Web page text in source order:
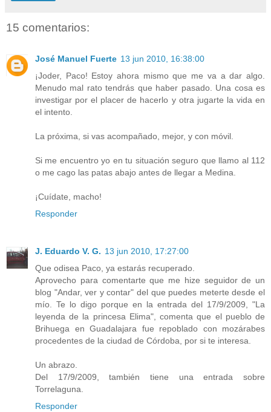
15 comentarios:
José Manuel Fuerte 13 jun 2010, 16:38:00
¡Joder, Paco! Estoy ahora mismo que me va a dar algo.
Menudo mal rato tendrás que haber pasado. Una cosa es
investigar por el placer de hacerlo y otra jugarte la vida en
el intento.
La próxima, si vas acompañado, mejor, y con móvil.
Si me encuentro yo en tu situación seguro que llamo al 112
o me cago las patas abajo antes de llegar a Medina.
¡Cuídate, macho!
Responder
J. Eduardo V. G. 13 jun 2010, 17:27:00
Que odisea Paco, ya estarás recuperado.
Aprovecho para comentarte que me hize seguidor de un
blog "Andar, ver y contar" del que puedes meterte desde el
mío. Te lo digo porque en la entrada del 17/9/2009, "La
leyenda de la princesa Elima", comenta que el pueblo de
Brihuega en Guadalajara fue repoblado con mozárabes
procedentes de la ciudad de Córdoba, por si te interesa.
Un abrazo.
Del 17/9/2009, también tiene una entrada sobre
Torrelaguna.
Responder